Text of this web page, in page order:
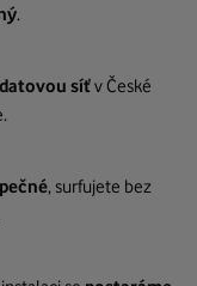
.
síťv České
, surfujete bez